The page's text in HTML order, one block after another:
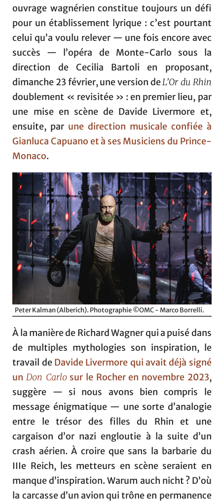
ouvrage wagnérien constitue toujours un défi
pour un établissement lyrique : c’est pourtant
celui qu’a voulu relever — une fois encore avec
succès — l’opéra de Monte-Carlo sous la
direction de Cecilia Bartoli en proposant,
dimanche 23 février, une version deL’Or du Rhin
doublement « revisitée » : en premier lieu, par
une mise en scène de Davide Livermore et,
ensuite, par une direction musicale confiée à
Gianluca Capuano et à ses Musiciens du Prince-
Monaco.
Peter Kalman (Alberich). Photographie ©OMC - Marco Borrelli.
À la manière de Richard Wagner qui a puisé dans
de multiples mythologies son inspiration, le
travail deDavide Livermore qui avait déjà signé
unDon Carlosur le Rocher en novembre 2023,
suggère — si nous avons bien compris le
message énigmatique — une sorte d’analogie
entre le trésor des filles du Rhin et une
cargaison d’or nazi engloutie à la suite d’un
crash aérien. À croire que sans la barbarie du
IIIe Reich, les metteurs en scène seraient en
manque d’inspiration. Warum auch nicht ? D’où
la carcasse d’un avion qui trône en permanence